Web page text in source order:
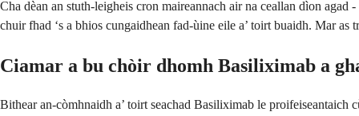
Cha dèan an stuth-leigheis cron maireannach air na ceallan dìon
chuir fhad ‘s a bhios cungaidhean fad-ùine eile a’ toirt buaidh. Mar as
Ciamar a bu chòir dhomh Basiliximab a
Bithear an-còmhnaidh a’ toirt seachad Basiliximab le